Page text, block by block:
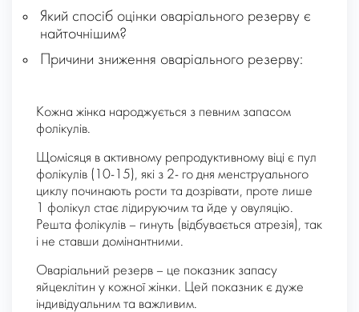
Який спосіб оцінки оваріального резерву є
найточнішим?
Причини зниження оваріального резерву:
Кожна жінка народжується з певним запасом
фолікулів.
Щомісяця в активному репродуктивному віці є пул
фолікулів (10-15), які з 2- го дня менструального
циклу починають рости та дозрівати, проте лише
1 фолікул стає лідируючим та йде у овуляцію.
Решта фолікулів – гинуть (відбувається атрезія), так
і не ставши домінантними.
Оваріальний резерв – це показник запасу
яйцеклітин у кожної жінки. Цей показник є дуже
індивідуальним та важливим.